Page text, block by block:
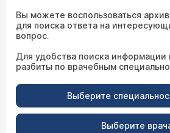
Вы можете воспользоваться
для поиска ответа на
вопрос.
Для удобства поиска
разбиты по врачебным
Выберите
Выберите